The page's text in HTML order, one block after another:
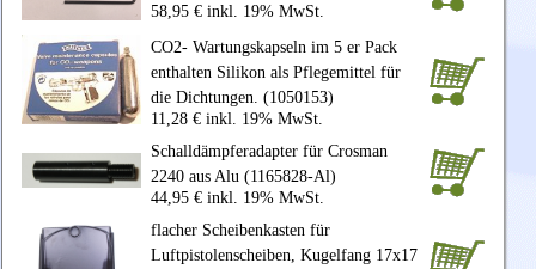
58,95 € inkl. 19% MwSt.
CO2- Wartungskapseln im 5 er Pack
enthalten Silikon als Pflegemittel für
die Dichtungen. (1050153)
11,28 € inkl. 19% MwSt.
Schalldämpferadapter für Crosman
2240 aus Alu (1165828-Al)
44,95 € inkl. 19% MwSt.
flacher Scheibenkasten für
Luftpistolenscheiben, Kugelfang 17x17